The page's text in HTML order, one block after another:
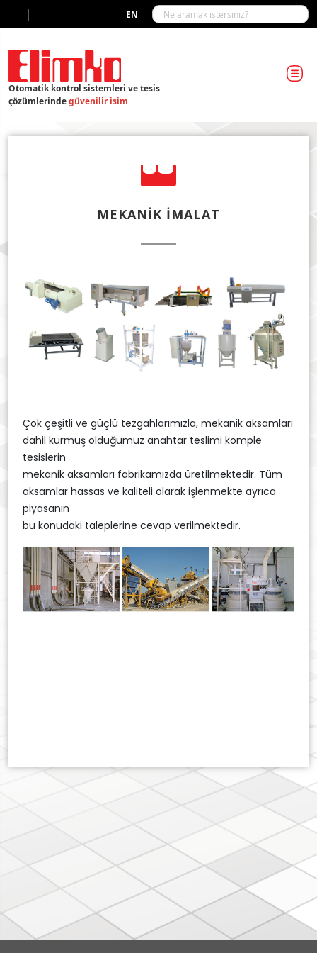
EN
|
Otomatik kontrol sistemleri ve tesis
çözümlerindegüvenilir isim
MEKANIK İMALAT
Çok çeşitli ve güçlü tezgahlarımızla, mekanik aksamları
dahil kurmuş olduğumuz anahtar teslimi komple
tesislerin
mekanik aksamları fabrikamızda üretilmektedir. Tüm
aksamlar hassas ve kaliteli olarak işlenmekte ayrıca
piyasanın
bu konudaki taleplerine cevap verilmektedir.